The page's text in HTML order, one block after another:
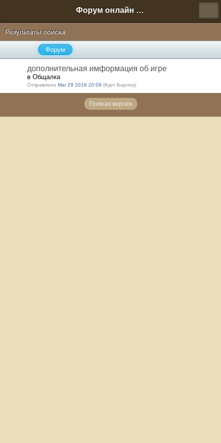
Форум онлайн игры "Новая Эра" (Нюра Биз)
Результаты поиска
Форум
дополнительная имформация об игре
в Общалка
Отправлено Mar 29 2018 20:09 (Курт Барлоу)
Полная версия